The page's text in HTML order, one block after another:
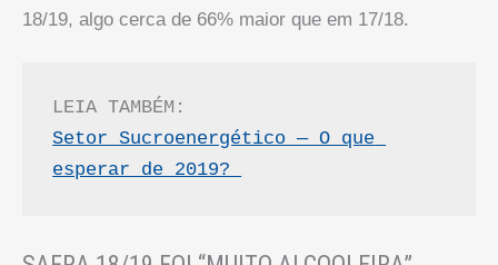
18/19, algo cerca de 66% maior que em 17/18.
LEIA TAMBÉM:
Setor Sucroenergético — O que
esperar de 2019?